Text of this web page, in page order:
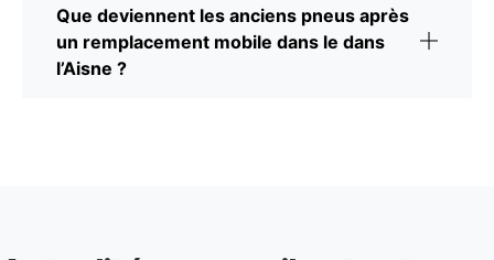
Que deviennent les anciens pneus après
un remplacement mobile dans le dans
l’Aisne ?